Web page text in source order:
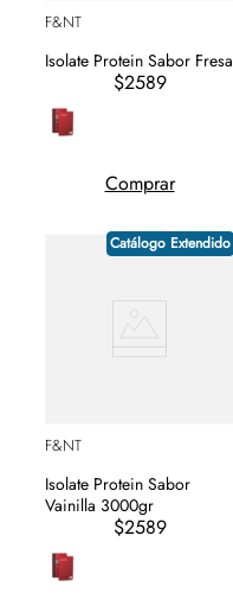
F&NT
Isolate Protein Sabor Fresa
$2589
Comprar
Catálogo Extendido
F&NT
Isolate Protein Sabor
Vainilla 3000gr
$2589